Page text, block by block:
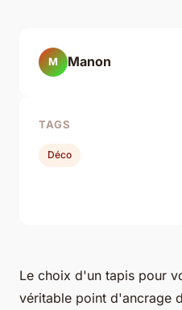
Le choix d'un tapis pour
véritable point d'ancrage
M Manon
TAGS
Déco